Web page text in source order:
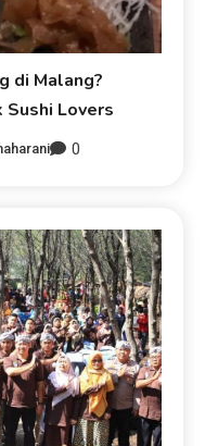
di Malang?
Sushi Lovers
0